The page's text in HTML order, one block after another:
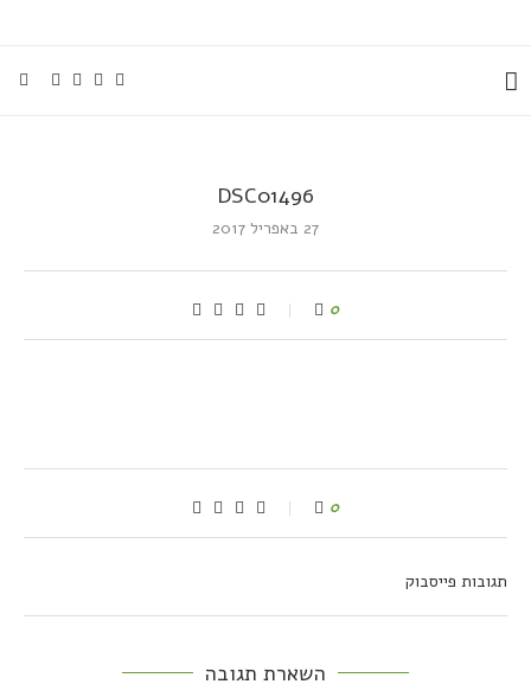
DSC01496
27 באפריל 2017
0
0
תגובות פייסבוק
השארת תגובה